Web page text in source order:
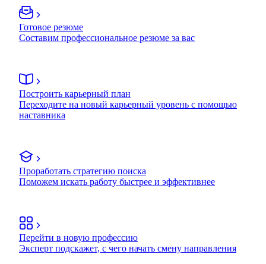
Готовое резюме
Составим профессиональное резюме за вас
Построить карьерный план
Переходите на новый карьерный уровень с помощью
наставника
Проработать стратегию поиска
Поможем искать работу быстрее и эффективнее
Перейти в новую профессию
Эксперт подскажет, с чего начать смену направления